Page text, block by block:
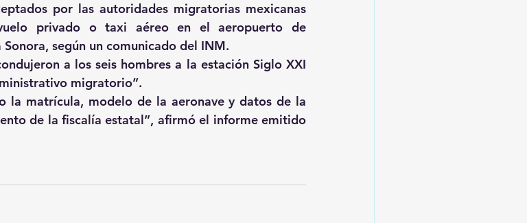
por las autoridades migratorias mexicanas
privado o taxi aéreo en el aeropuerto de
según un comunicado del INM.
a los seis hombres a la estación Siglo XXI
migratorio”.
la matrícula, modelo de la aeronave y datos de la
de la fiscalía estatal”, afirmó el informe emitido